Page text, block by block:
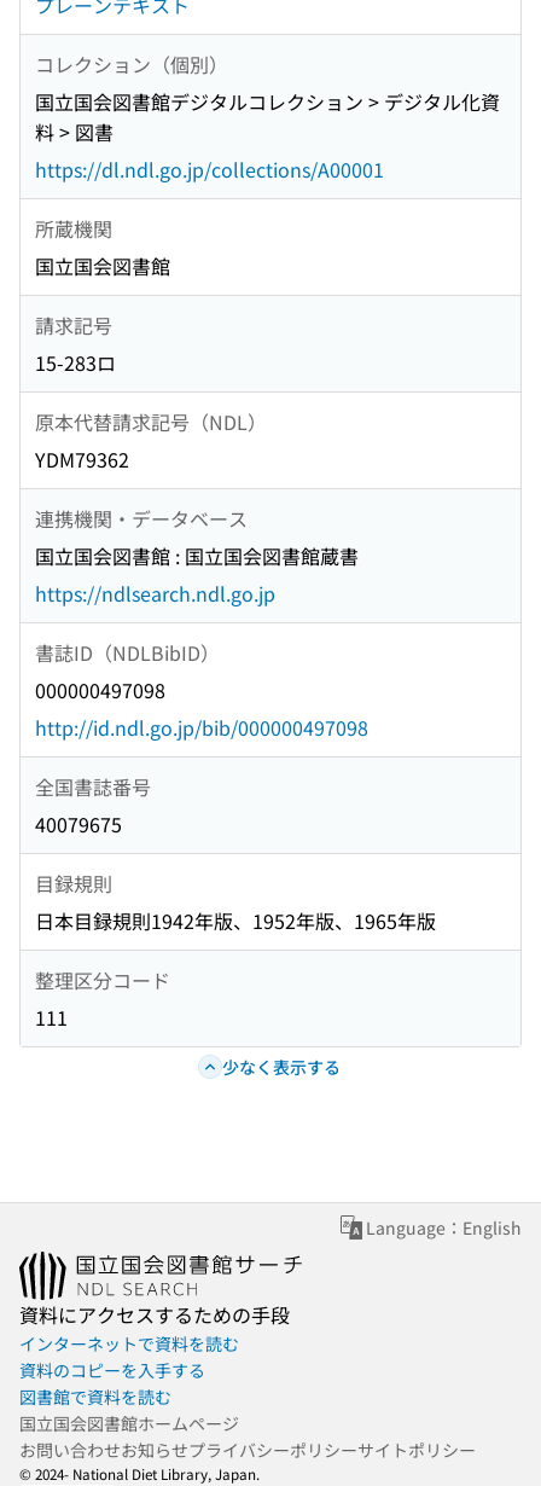
コレクション（個別）
国立国会図書館デジタルコレクション > デジタル化資
料 > 図書
https://dl.ndl.go.jp/collections/A00001
所蔵機関
国立国会図書館
請求記号
15-283ロ
原本代替請求記号（NDL）
YDM79362
連携機関・データベース
国立国会図書館 : 国立国会図書館蔵書
https://ndlsearch.ndl.go.jp
書誌ID（NDLBibID）
000000497098
http://id.ndl.go.jp/bib/000000497098
全国書誌番号
40079675
目録規則
日本目録規則1942年版、1952年版、1965年版
整理区分コード
111
少なく表示する
Language：English
資料にアクセスするための手段
インターネットで資料を読む
資料のコピーを入手する
図書館で資料を読む
国立国会図書館ホームページ
お問い合わせお知らせプライバシーポリシーサイトポリシー
© 2024- National Diet Library, Japan.